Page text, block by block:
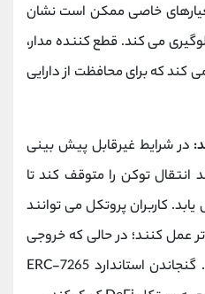
معیارهای خاصی ممکن است نشان
می کند. قطع کننده مدار،
کند که برای محافظت از دارایی
در شرایط غیرقابل پیش بینی
انتقال توکن را متوقف کند تا
کاربران پروتکل می توانند
عمل کنند؛ در حالی که خروجی
های توکن متوقف شده است. گنجاندن استاندارد ERC-7265